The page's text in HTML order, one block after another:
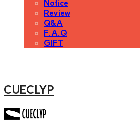
Notice
Review
Q&A
F.A.Q
GIFT
CUECLYP